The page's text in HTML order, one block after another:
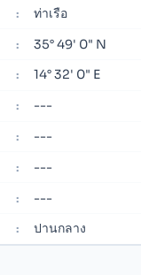
: ท่าเรือ
: 35° 49' 0" N
: 14° 32' 0" E
: ---
: ---
: ---
: ---
: ปานกลาง